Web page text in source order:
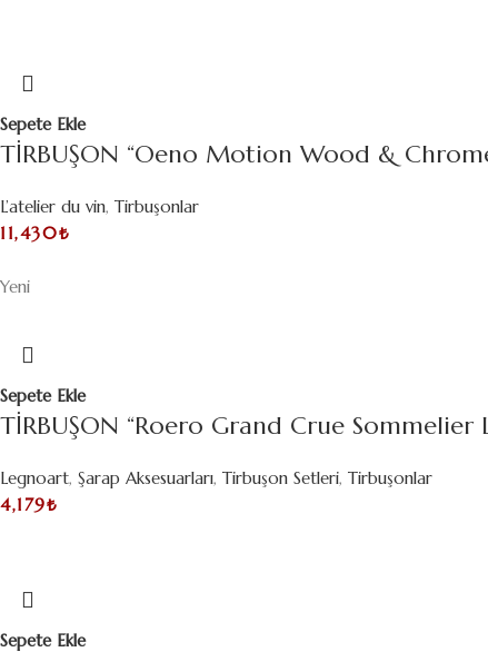
Sepete Ekle
TİRBUŞON “Oeno Motion Wood &
L’atelier du vin, Tirbuşonlar
11,430₺
Yeni
Sepete Ekle
TİRBUŞON “Roero Grand Crue
Legnoart, Şarap Aksesuarları, Tirbuşon Setleri, Tirbuşonlar
4,179₺
Sepete Ekle